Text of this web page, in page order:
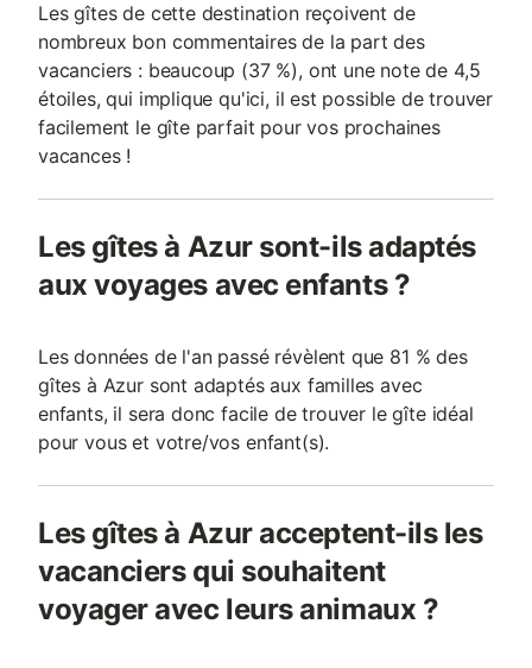
Les gîtes de cette destination reçoivent de
nombreux bon commentaires de la part des
vacanciers : beaucoup (37 %), ont une note de 4,5
étoiles, qui implique qu'ici, il est possible de trouver
facilement le gîte parfait pour vos prochaines
vacances !
Les gîtes à Azur sont-ils adaptés
aux voyages avec enfants ?
Les données de l'an passé révèlent que 81 % des
gîtes à Azur sont adaptés aux familles avec
enfants, il sera donc facile de trouver le gîte idéal
pour vous et votre/vos enfant(s).
Les gîtes à Azur acceptent-ils les
vacanciers qui souhaitent
voyager avec leurs animaux ?